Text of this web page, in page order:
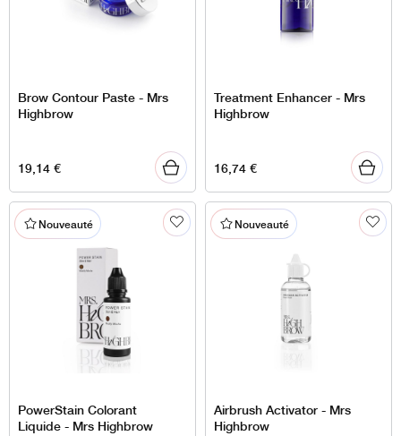
Brow Contour Paste - Mrs
Highbrow
19,14€
Treatment Enhancer - Mrs
Highbrow
16,74€
Nouveauté
PowerStain Colorant
Liquide - Mrs Highbrow
Nouveauté
Airbrush Activator - Mrs
Highbrow